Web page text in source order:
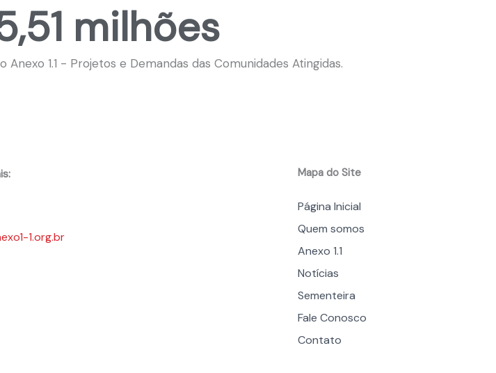
milhões
1.1 - Projetos e Demandas das Comunidades Atingidas.
1.org.br
Mapa do Site
Página Inicial
Quem somos
Anexo 1.1
Notícias
Sementeira
Fale Conosco
Contato